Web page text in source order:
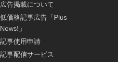
広告掲載について
低価格記事広告「Plus
News!」
記事使用申請
記事配信サービス